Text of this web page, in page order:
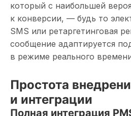
который с наибольшей
к конверсии, — будь то
SMS или ретаргетинговая
сообщение адаптируется
в режиме реального
Простота
и интеграции
Полная интеграция